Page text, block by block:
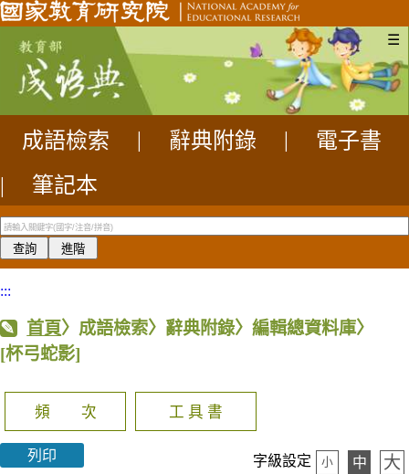
☰
成語檢索 辭典附錄
電子書
|
筆記本
:::
首頁〉成語檢索〉辭典附錄〉編輯總資料庫〉
[杯弓蛇影]
頻 次 工 具 書
列印 字級設定 小 中 大